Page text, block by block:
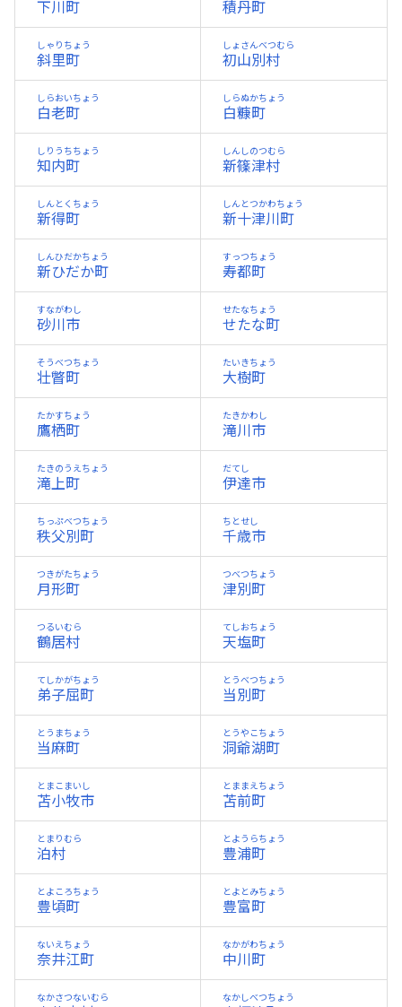
下川町 積丹町
斜里町
しゃりちょう
初山別村
しょさんべつむら
白老町
しらおいちょう
白糠町
しらぬかちょう
知内町
しりうちちょう
新篠津村
しんしのつむら
新得町
しんとくちょう
新十津川町
しんとつかわちょう
新ひだか町
しんひだかちょう
寿都町
すっつちょう
砂川市
すながわし
せたな町
せたなちょう
壮瞥町
そうべつちょう
大樹町
たいきちょう
鷹栖町
たかすちょう
滝川市
たきかわし
滝上町
たきのうえちょう
伊達市
だてし
秩父別町
ちっぷべつちょう
千歳市
ちとせし
月形町
つきがたちょう
津別町
つべつちょう
鶴居村
つるいむら
天塩町
てしおちょう
弟子屈町
てしかがちょう
当別町
とうべつちょう
当麻町
とうまちょう
洞爺湖町
とうやこちょう
苫小牧市
とまこまいし
苫前町
とままえちょう
泊村
とまりむら
豊浦町
とようらちょう
豊頃町
とよころちょう
豊富町
とよとみちょう
奈井江町
ないえちょう
中川町
なかがわちょう
なかさつないむら なかしべつちょう